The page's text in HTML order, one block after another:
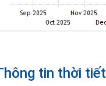
tin thời tiết